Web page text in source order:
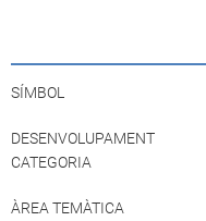
SÍMBOL
DESENVOLUPAMENT
CATEGORIA
ÀREA TEMÀTICA